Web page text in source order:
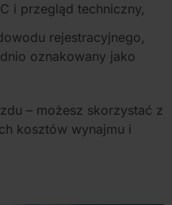
i przegląd techniczny,
rejestracyjnego,
oznakowany jako
– możesz skorzystać z
kosztów wynajmu i